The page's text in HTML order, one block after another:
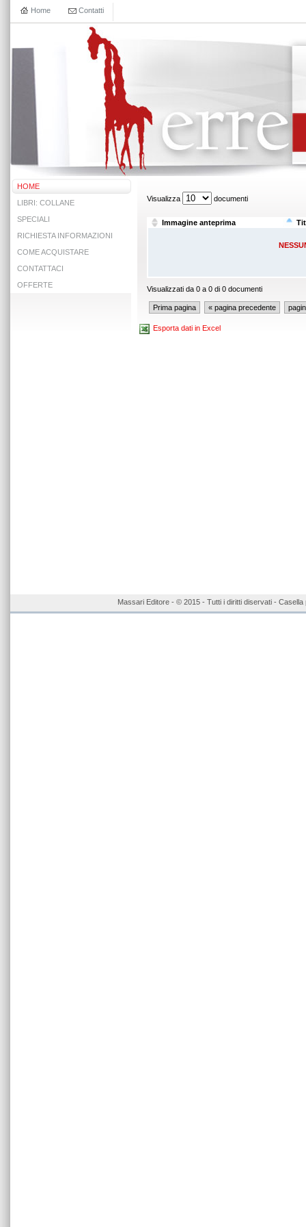
Home Contatti
HOME
LIBRI: COLLANE
SPECIALI
RICHIESTA INFORMAZIONI
COME ACQUISTARE
CONTATTACI
OFFERTE
Visualizza documenti
Immagine anteprima
Visualizzati da 0 a 0 di 0 documenti
Prima pagina « pagina precedente
Esporta dati in Excel
Massari Editore - © 2015 - Tutti i diritti diservati -